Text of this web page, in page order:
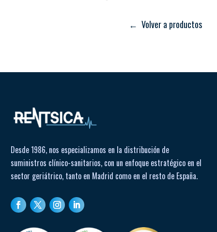
← Volver a productos
Desde 1986, nos especializamos en la distribución de
suministros clínico-sanitarios, con un enfoque estratégico en el
sector geriátrico, tanto en Madrid como en el resto de España.